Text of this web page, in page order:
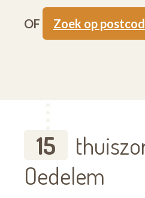
OF Zoek op
15
Oedelem